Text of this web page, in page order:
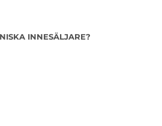
INNESÄLJARE?